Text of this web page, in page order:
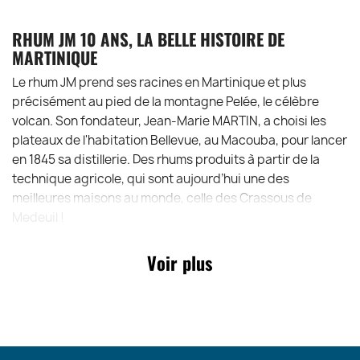
RHUM JM 10 ANS, LA BELLE HISTOIRE DE
MARTINIQUE
Le rhum JM prend ses racines en Martinique et plus
précisément au pied de la montagne Pelée, le célèbre
volcan. Son fondateur, Jean-Marie MARTIN, a choisi les
plateaux de l'habitation Bellevue, au Macouba, pour lancer
en 1845 sa distillerie. Des rhums produits à partir de la
technique agricole, qui sont aujourd’hui une des
meilleures maisons au monde, celle des Crassous de
Voir plus